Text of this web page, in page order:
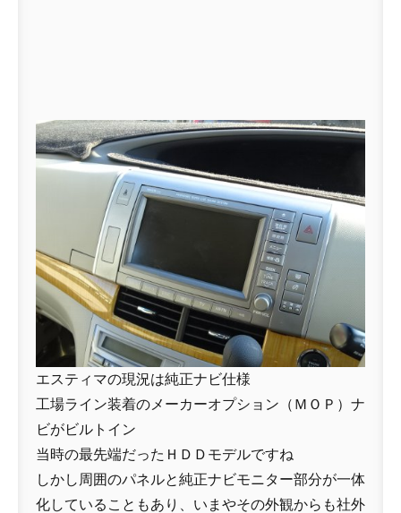
エスティマの現況は純正ナビ仕様
工場ライン装着のメーカーオプション（ＭＯＰ）ナ
ビがビルトイン
当時の最先端だったＨＤＤモデルですね
しかし周囲のパネルと純正ナビモニター部分が一体
化していることもあり、いまやその外観からも社外